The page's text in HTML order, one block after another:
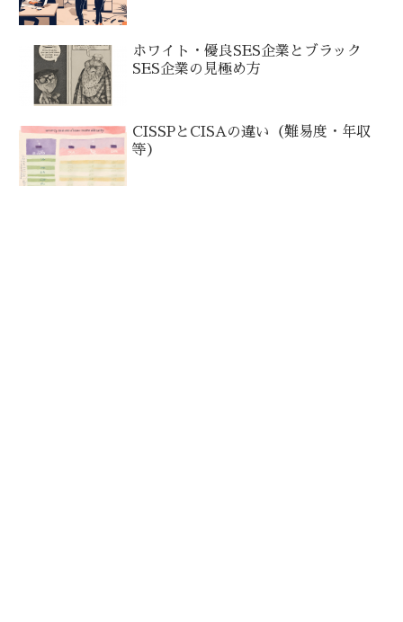
ホワイト・優良SES企業とブラック
SES企業の見極め方
CISSPとCISAの違い（難易度・年収
等）